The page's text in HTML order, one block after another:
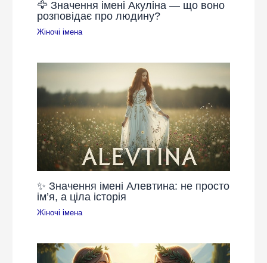
🦅 Значення імені Акуліна — що воно
розповідає про людину?
Жіночі імена
✨ Значення імені Алевтина: не просто
ім’я, а ціла історія
Жіночі імена